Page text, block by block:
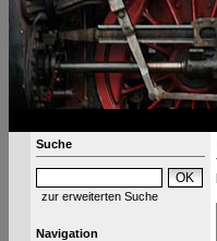
Suche
zur erweiterten Suche
Navigation